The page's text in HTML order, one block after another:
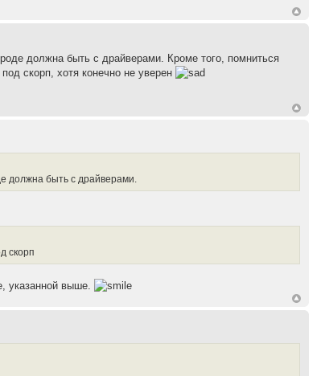
должна быть с драйверами. Кроме того, помниться
скорп, хотя конечно не уверен
должна быть с драйверами.
скорп
указанной выше.